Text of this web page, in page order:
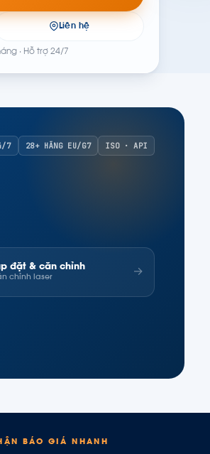
Liên hệ
· Hỗ trợ 24/7
7 28+ HÃNG EU/G7 ISO · API
đặt & căn chỉnh
chỉnh laser →
BÁO GIÁ NHANH